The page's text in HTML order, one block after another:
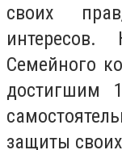
своих
Семейного
достигшим
защиты